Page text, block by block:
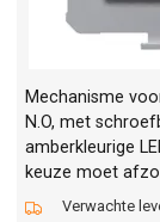
Mechanisme
N.O, met
amberkleurige
keuze moet
Verwachte